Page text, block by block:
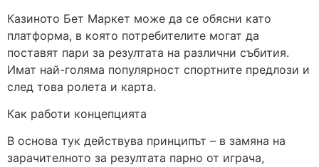
Казиното Бет Маркет може да се обясни като
платформа, в която потребителите могат да
поставят пари за резултата на различни събития.
Имат най-голяма популярност спортните предлози и
след това ролета и карта.
Как работи концепцията
В основа тук действува принципът – в замяна на
зарачителното за резултата парно от играча,